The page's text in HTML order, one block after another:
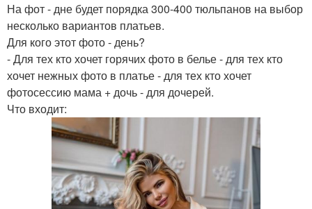
На фот - дне будет порядка 300-400 тюльпанов на выбор
несколько вариантов платьев.
Для кого этот фото - день?
- Для тех кто хочет горячих фото в белье - для тех кто
хочет нежных фото в платье - для тех кто хочет
фотосессию мама + дочь - для дочерей.
Что входит: